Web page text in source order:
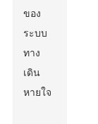
ของ
ระบบ
ทาง
เดิน
หายใจ